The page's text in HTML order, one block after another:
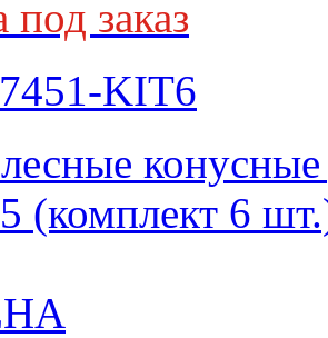
под заказ
KIT6
(комплект 6